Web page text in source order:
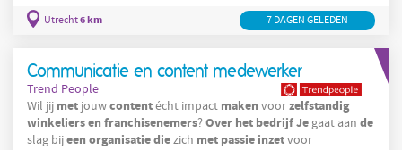
Utrecht6 km 7 DAGEN GELEDEN
Communicatie en content medewerker
Trend People
Wil jij met jouwcontentécht impact maken voorzelfstandig
winkeliersen franchisenemers?Over het bedrijfJegaat aan de
slag bijeen organisatiediezich met passie inzetvoor